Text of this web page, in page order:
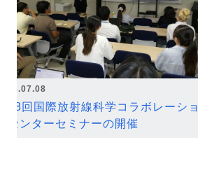
2026.07.08
第18回国際放射線科学コラボレーショ
ンセンターセミナーの開催